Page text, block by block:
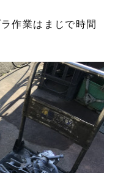
作業はまじで時間